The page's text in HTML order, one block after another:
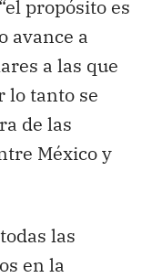
propósito es
avance a
a las que
lo tanto se
de las
México y
las
en la